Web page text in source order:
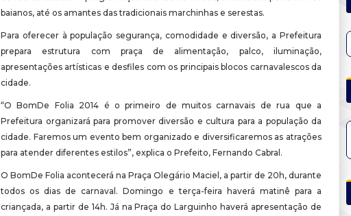
baianos, até os amantes das tradicionais marchinhas e serestas.
Para oferecer à população segurança, comodidade e diversão, a Prefeitura
prepara estrutura com praça de alimentação, palco, iluminação,
apresentações artísticas e desfiles com os principais blocos carnavalescos da
cidade.
“O BomDe Folia 2014 é o primeiro de muitos carnavais de rua que a
Prefeitura organizará para promover diversão e cultura para a população da
cidade. Faremos um evento bem organizado e diversificaremos as atrações
para atender diferentes estilos”, explica o Prefeito, Fernando Cabral.
O BomDe Folia acontecerá na Praça Olegário Maciel, a partir de 20h, durante
todos os dias de carnaval. Domingo e terça-feira haverá matinê para a
criançada, a partir de 14h. Já na Praça do Larguinho haverá apresentação de